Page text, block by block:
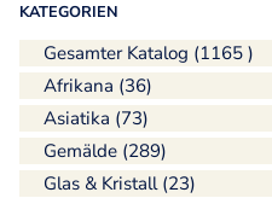
KATEGORIEN
Gesamter Katalog (1165 )
Afrikana (36)
Asiatika (73)
Gemälde (289)
Glas & Kristall (23)